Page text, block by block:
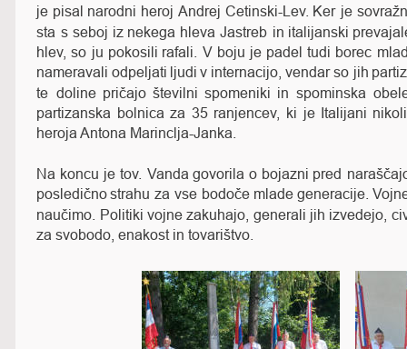
je pisal narodni heroj Andrej Cetinski-Lev. Ker je
sta s seboj iz nekega hleva Jastreb in italijanski
hlev, so ju pokosili rafali. V boju je padel tudi borec
nameravali odpeljati ljudi v internacijo, vendar so jih
te doline pričajo številni spomeniki in spominska
partizanska bolnica za 35 ranjencev, ki je Italijani nikoli
heroja Antona Marinclja-
Na koncu je tov. Vanda govorila o bojazni pred
posledičnostrahu za vse bodoče mlade generacije.
naučimo. Politiki vojne zakuhajo, generali jih izvedejo,
za svobodo, enakost in tovarištvo.